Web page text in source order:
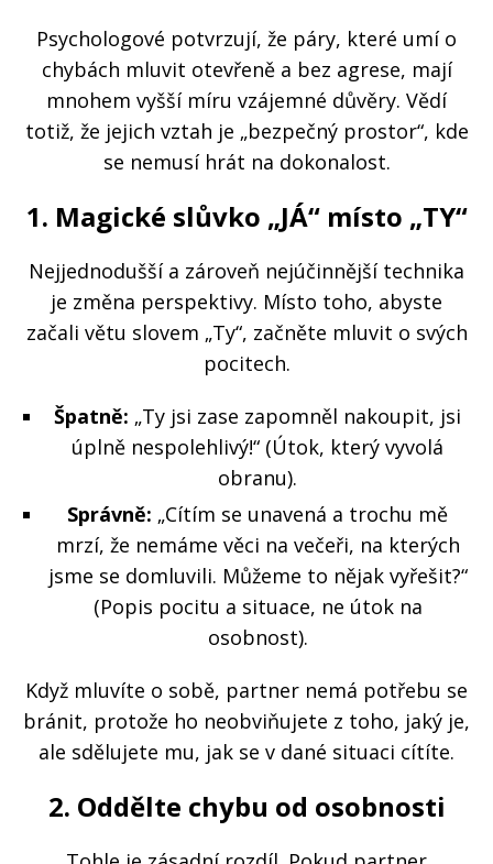
Psychologové potvrzují, že páry, které umí o
chybách mluvit otevřeně a bez agrese, mají
mnohem vyšší míru vzájemné důvěry. Vědí
totiž, že jejich vztah je „bezpečný prostor“, kde
se nemusí hrát na dokonalost.
1. Magické slůvko „JÁ“ místo „TY“
Nejjednodušší a zároveň nejúčinnější technika
je změna perspektivy. Místo toho, abyste
začali větu slovem „Ty“, začněte mluvit o svých
pocitech.
Špatně: „Ty jsi zase zapomněl nakoupit, jsi
úplně nespolehlivý!“ (Útok, který vyvolá
obranu).
Správně: „Cítím se unavená a trochu mě
mrzí, že nemáme věci na večeři, na kterých
jsme se domluvili. Můžeme to nějak vyřešit?“
(Popis pocitu a situace, ne útok na
osobnost).
Když mluvíte o sobě, partner nemá potřebu se
bránit, protože ho neobviňujete z toho, jaký je,
ale sdělujete mu, jak se v dané situaci cítíte.
2. Oddělte chybu od osobnosti